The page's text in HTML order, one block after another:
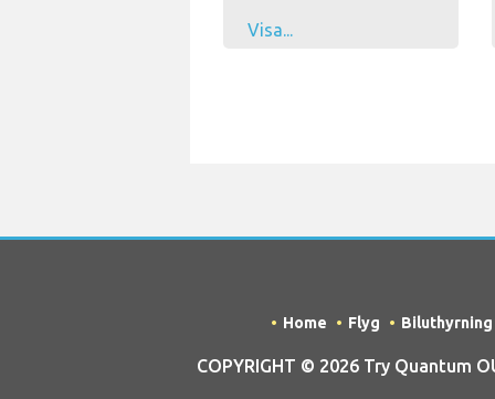
Visa...
Home Flyg Biluthyrning
COPYRIGHT © 2026 Try Quantum